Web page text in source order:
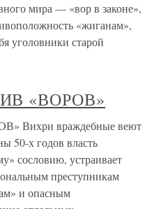
мира — «вор в законе»,
«жиганам»,
уголовники старой
«ВОРОВ»
Вихри враждебные веют
50-х годов власть
сословию, устраивает
преступникам
и опасным